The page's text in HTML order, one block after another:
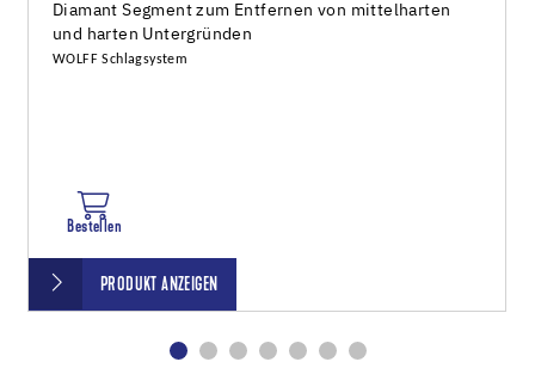
Diamant Segment zum Entfernen von mittelharten
und harten Untergründen
WOLFF Schlagsystem
Bestellen
PRODUKT ANZEIGEN